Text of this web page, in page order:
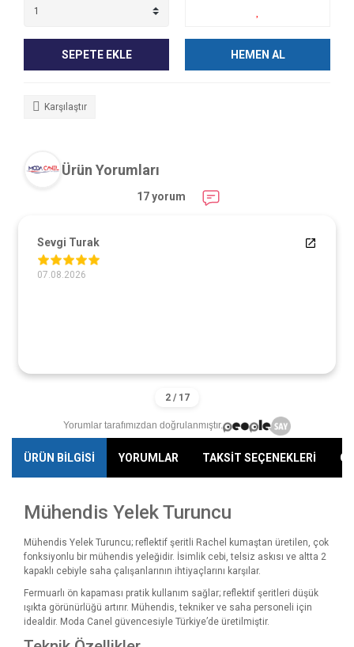
SEPETE EKLE HEMEN AL
Karşılaştır
Ürün Yorumları
17 yorum
Sevgi Turak
07.08.2026
Yorumlar tarafımızdan doğrulanmıştır.
ÜRÜN BİLGİSİ YORUMLAR TAKSİT SEÇENEKLERİ
Mühendis Yelek Turuncu
Mühendis Yelek Turuncu; reflektif şeritli Rachel kumaştan üretilen, çok
fonksiyonlu bir mühendis yeleğidir. İsimlik cebi, telsiz askısı ve altta 2
kapaklı cebiyle saha çalışanlarının ihtiyaçlarını karşılar.
Fermuarlı ön kapaması pratik kullanım sağlar; reflektif şeritleri düşük
ışıkta görünürlüğü artırır. Mühendis, tekniker ve saha personeli için
idealdir. Moda Canel güvencesiyle Türkiye’de üretilmiştir.